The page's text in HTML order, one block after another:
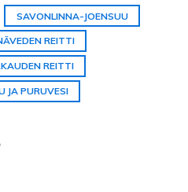
SAVONLINNA-JOENSUU
REITTI
REITTI
JA PURUVESI